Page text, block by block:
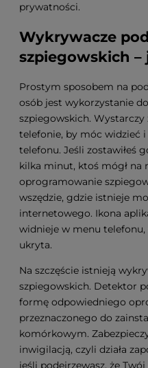
prywatności.
Wykrywacze
szpiegowskich –
Prostym sposobem na
osób jest wykorzystanie
szpiegowskich.
telefonie, by móc widzieć i
telefonu. Jeśli zostawiłeś
kilka minut, ktoś mógł na
oprogramowanie
wszędzie, gdzie istnieje
internetowego. Ikona
widnieje w menu telefonu,
ukryta.
Na szczęście istnieją
szpiegowskich. Detektor
formę odpowiedniego
przeznaczonego do
komórkowym.
inwigilacją, czyli działa
jeśli podejrzewasz, że